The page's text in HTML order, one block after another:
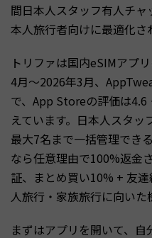
間日本人スタッフ有人チ
本人旅行者向けに最適化さ
トリファは国内eSIMアプ
4月〜2026年3月、
で、App Storeの評価は
えています。日本人スタッ
最大7名まで一括管理でき
なら任意理由で100%返金
証、まとめ買い10% + 友
人旅行・家族旅行に向いた
まずはアプリを開いて、